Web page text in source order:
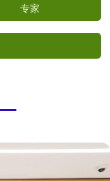
专家